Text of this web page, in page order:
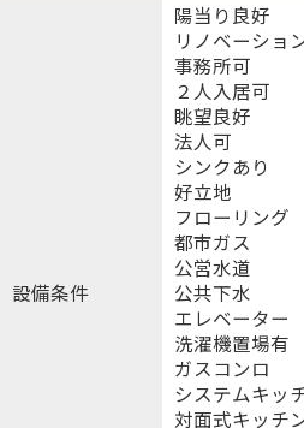
設備条件
陽当り良好
リノベーショ
事務所可
２人入居可
眺望良好
法人可
シンクあり
好立地
フローリング
都市ガス
公営水道
公共下水
エレベーター
洗濯機置場有
ガスコンロ
システムキッ
対面式キッチ